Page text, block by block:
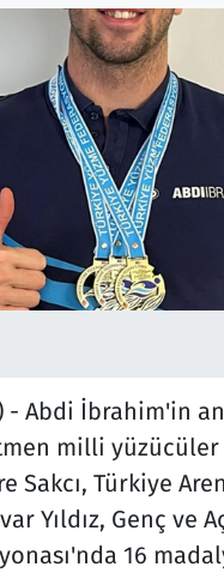
- Abdi İbrahim'in
milli yüzücüler
Sakcı, Türkiye
Yıldız, Genç ve
16